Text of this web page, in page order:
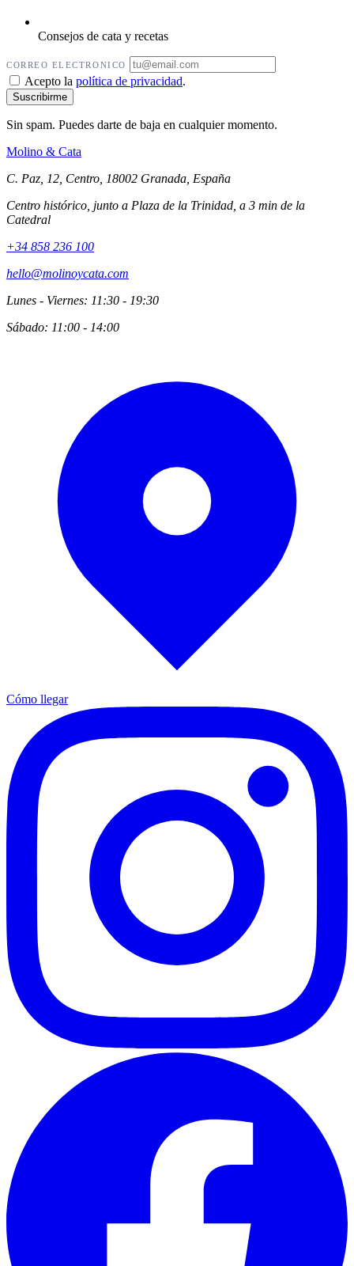
Consejos de cata y recetas
CORREO ELECTRONICO
Acepto la política de privacidad.
Sin spam. Puedes darte de baja en cualquier momento.
Molino & Cata
C. Paz, 12, Centro, 18002 Granada, España
Centro histórico, junto a Plaza de la Trinidad, a 3 min de la
Catedral
+34 858 236 100
hello@molinoycata.com
Lunes - Viernes: 11:30 - 19:30
Sábado: 11:00 - 14:00
Cómo llegar